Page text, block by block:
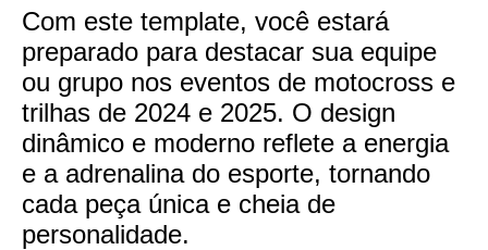
Com este template, você estará
preparado para destacar sua equipe
ou grupo nos eventos de motocross e
trilhas de 2024 e 2025. O design
dinâmico e moderno reflete a energia
e a adrenalina do esporte, tornando
cada peça única e cheia de
personalidade.